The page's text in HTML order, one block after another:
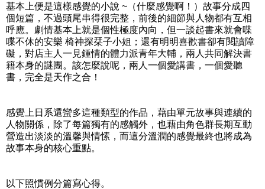
基本上便是這樣感覺的小說 ~（什麼感覺啊！）故事分成四
個短篇，不過頭尾串得很完整，前後的細節與人物都有互相
呼應。劇情基本上就是個性極度內向，但一談起書來就會喋
喋不休的安樂 椅神探栞子小姐；還有明明喜歡書卻有閱讀障
礙，對店主人一見鍾情的體力派青年大輔，兩人共同解決書
籍本身的謎團。該怎麼說呢，兩人一個愛講書，一個愛聽
書，完全是天作之合！
感覺上日系還蠻多這種類型的作品，藉由單元故事與連續的
人物關係，除了每篇獨有的感觸外，也藉由角色群長期互動
營造出淡淡的溫馨與情愫，而這分溫潤的感覺最終也將成為
故事本身的核心重點。
以下照慣例分篇寫心得。